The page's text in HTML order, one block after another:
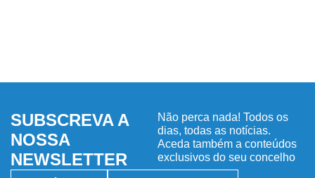
SUBSCREVA A
NOSSA
NEWSLETTER
Não perca nada! Todos os
dias, todas as notícias.
Aceda também a conteúdos
exclusivos do seu concelho